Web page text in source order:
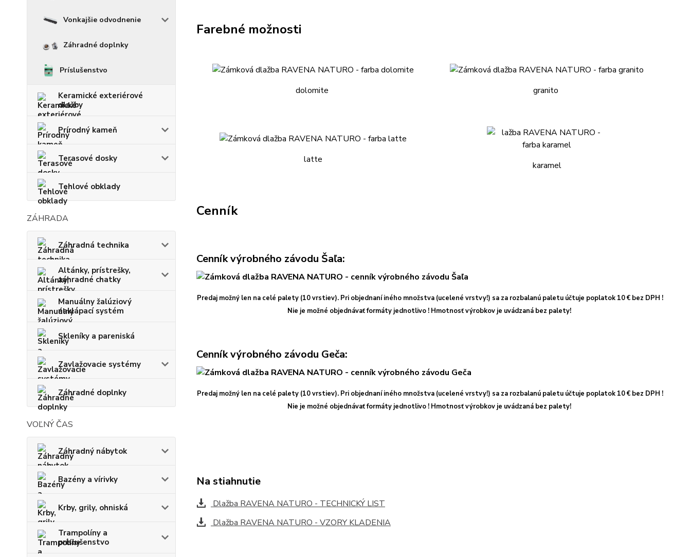
Vonkajšie odvodnenie
Záhradné doplnky
Príslušenstvo
Keramické exteriérové
dlažby
Prírodný kameň
Terasové dosky
Tehlové obklady
ZÁHRADA
Záhradná technika
Altánky, prístrešky,
záhradné chatky
Manuálny žalúziový
naklápací systém
Skleníky a pareniská
Zavlažovacie systémy
Záhradné doplnky
VOĽNÝ ČAS
Záhradný nábytok
Bazény a vírivky
Krby, grily, ohniská
Trampolíny a
príslušenstvo
Farebné možnosti
dolomite granito
latte
karamel
Cenník
Cenník výrobného závodu Šaľa:
Predaj možný len na celé palety (10 vrstiev). Pri objednaní iného množstva (ucelené vrstvy!) sa za rozbalanú paletu účtuje poplatok 10 € bez DPH !
Nie je možné objednávať formáty jednotlivo ! Hmotnosť výrobkov je uvádzaná bez palety!
Cenník výrobného závodu Geča:
Predaj možný len na celé palety (10 vrstiev). Pri objednaní iného množstva (ucelené vrstvy!) sa za rozbalanú paletu účtuje poplatok 10 € bez DPH !
Nie je možné objednávať formáty jednotlivo ! Hmotnosť výrobkov je uvádzaná bez palety!
Na stiahnutie
Dlažba RAVENA NATURO - TECHNICKÝ LIST
Dlažba RAVENA NATURO - VZORY KLADENIA